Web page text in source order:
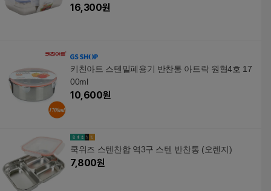
16,300원
키친아트 스텐밀폐용기 반찬통 아트락 원형4호 17
00ml
10,600원
쿡위즈 스텐찬합 역3구 스텐 반찬통 (오렌지)
7,800원